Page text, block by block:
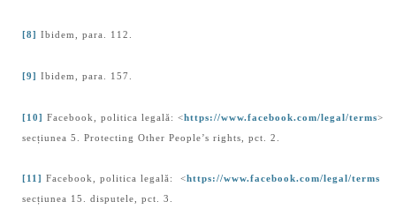
[8] Ibidem, para. 112.
[9] Ibidem, para. 157.
[10] Facebook, politica legală: <https://www.facebook.com/legal/terms>
secțiunea 5. Protecting Other People’s rights, pct. 2.
[11] Facebook, politica legală: <https://www.facebook.com/legal/terms
secțiunea 15. disputele, pct. 3.